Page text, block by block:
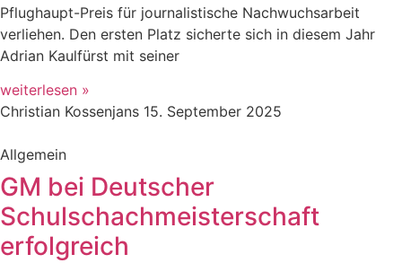
Pflughaupt-Preis für journalistische Nachwuchsarbeit
verliehen. Den ersten Platz sicherte sich in diesem Jahr
Adrian Kaulfürst mit seiner
weiterlesen »
Christian Kossenjans 15. September 2025
Allgemein
GM bei Deutscher
Schulschachmeisterschaft
erfolgreich